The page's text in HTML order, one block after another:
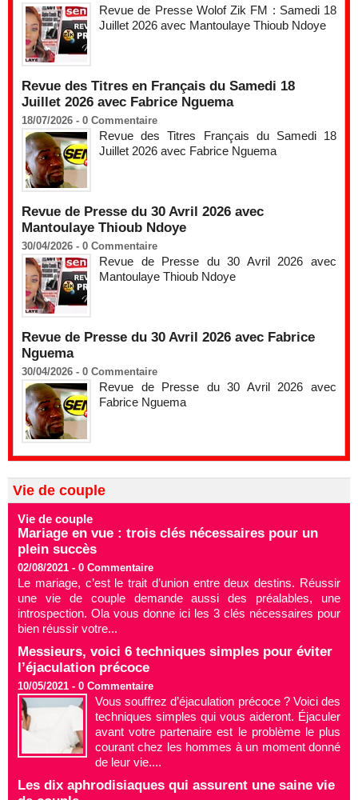
Revue de Presse Wolof Zik FM : Samedi 18
Juillet 2026 avec Mantoulaye Thioub Ndoye
Revue des Titres en Français du Samedi 18
Juillet 2026 avec Fabrice Nguema
18/07/2026 - 0 Commentaire
Revue des Titres Français du Samedi 18
Juillet 2026 avec Fabrice Nguema
Revue de Presse du 30 Avril 2026 avec
Mantoulaye Thioub Ndoye
30/04/2026 - 0 Commentaire
Revue de Presse du 30 Avril 2026 avec
Mantoulaye Thioub Ndoye
Revue de Presse du 30 Avril 2026 avec Fabrice
Nguema
30/04/2026 - 0 Commentaire
Revue de Presse du 30 Avril 2026 avec
Fabrice Nguema
Vie de couple
Vie de couple
Mariage en vue : trois clés nécessaires pour un
plein succès
02/08/2021 - 0 Commentaire
Le mariage, c’est le trait d’union entre deux destins. Réussir
une vie de couple demande aussi des préalables, une
introspection. Ola vous donne ici les 3 clés nécessaires pour
bien réussir votre...
Messieurs, voici 6 techniques simples pour éviter
l’éjaculation précoce
10/05/2021 - 0 Commentaire
Vous souffrez d’éjaculation précoce ? Voici des
techniques simples qui vous aideront. Éjaculer
avant votre partenaire est le problème le plus
courant chez les hommes à un moment donné
de leur vie....
Les dix aphrodisiaques qui assurent une saine vie